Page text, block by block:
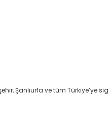
Şanlıurfa ve tüm Türkiye’ye